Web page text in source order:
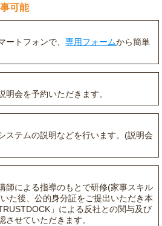
可能
ートフォンで、専用フォームから簡単
明会を予約いただきます。
ステムの説明などを行います。(説明会
師による指導のもとで研修(家事スキル
た後、公的身分証をご提出いただき本
」による反社との関与及び
させていただきます。